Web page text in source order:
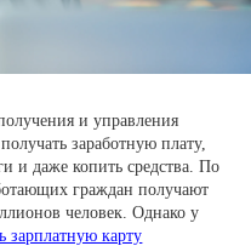
и управления
заработную плату,
и даже копить средства. По
граждан получают
человек. Однако у
зарплатную карту